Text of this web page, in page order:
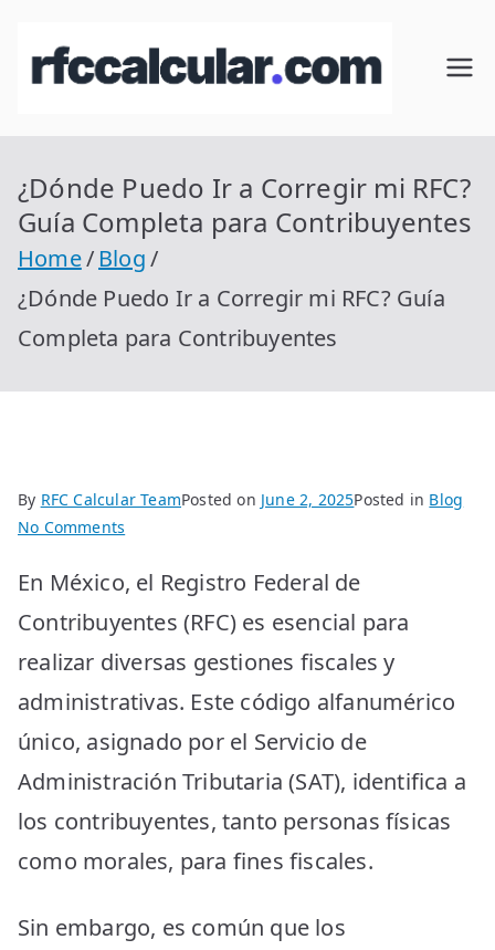
RFC
cul
Calcular
con
ve |
r.com
¿Dónde Puedo Ir a Corregir mi RFC?
Guía Completa para Contribuyentes
Home
Blog
¿Dónde Puedo Ir a Corregir mi RFC? Guía
Completa para Contribuyentes
By RFC Calcular TeamPosted on June 2, 2025Posted in Blog
No Comments
Puedo
a
Corregir
mi
Guía
Completa
Contribuyentes
En México, el Registro Federal de
Contribuyentes (RFC) es esencial para
realizar diversas gestiones fiscales y
administrativas. Este código alfanumérico
único, asignado por el Servicio de
Administración Tributaria (SAT), identifica a
los contribuyentes, tanto personas físicas
como morales, para fines fiscales.
Sin embargo, es común que los